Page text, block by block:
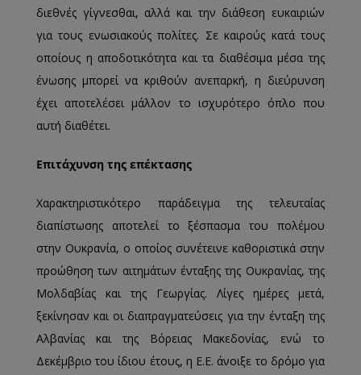
διεθνές γίγνεσθαι, αλλά και την διάθεση ευκαιριών
για τους ενωσιακούς πολίτες. Σε καιρούς κατά τους
οποίους η αποδοτικότητα και τα διαθέσιμα μέσα της
ένωσης μπορεί να κριθούν ανεπαρκή, η διεύρυνση
έχει αποτελέσει μάλλον το ισχυρότερο όπλο που
αυτή διαθέτει.
Επιτάχυνση της επέκτασης
Χαρακτηριστικότερο παράδειγμα της τελευταίας
διαπίστωσης αποτελεί το ξέσπασμα του πολέμου
στην Ουκρανία, ο οποίος συνέτεινε καθοριστικά στην
προώθηση των αιτημάτων ένταξης της Ουκρανίας, της
Μολδαβίας και της Γεωργίας. Λίγες ημέρες μετά,
ξεκίνησαν και οι διαπραγματεύσεις για την ένταξη της
Αλβανίας και της Βόρειας Μακεδονίας, ενώ το
Δεκέμβριο του ίδιου έτους, η Ε.Ε. άνοιξε το δρόμο για